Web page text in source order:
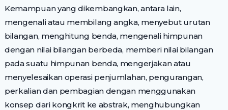
Kemampuan yang dikembangkan, antara lain,
mengenali atau membilang angka, menyebut urutan
bilangan, menghitung benda, mengenali himpunan
dengan nilai bilangan berbeda, memberi nilai bilangan
pada suatu himpunan benda, mengerjakan atau
menyelesaikan operasi penjumlahan, pengurangan,
perkalian dan pembagian dengan menggunakan
konsep dari kongkrit ke abstrak, menghubungkan